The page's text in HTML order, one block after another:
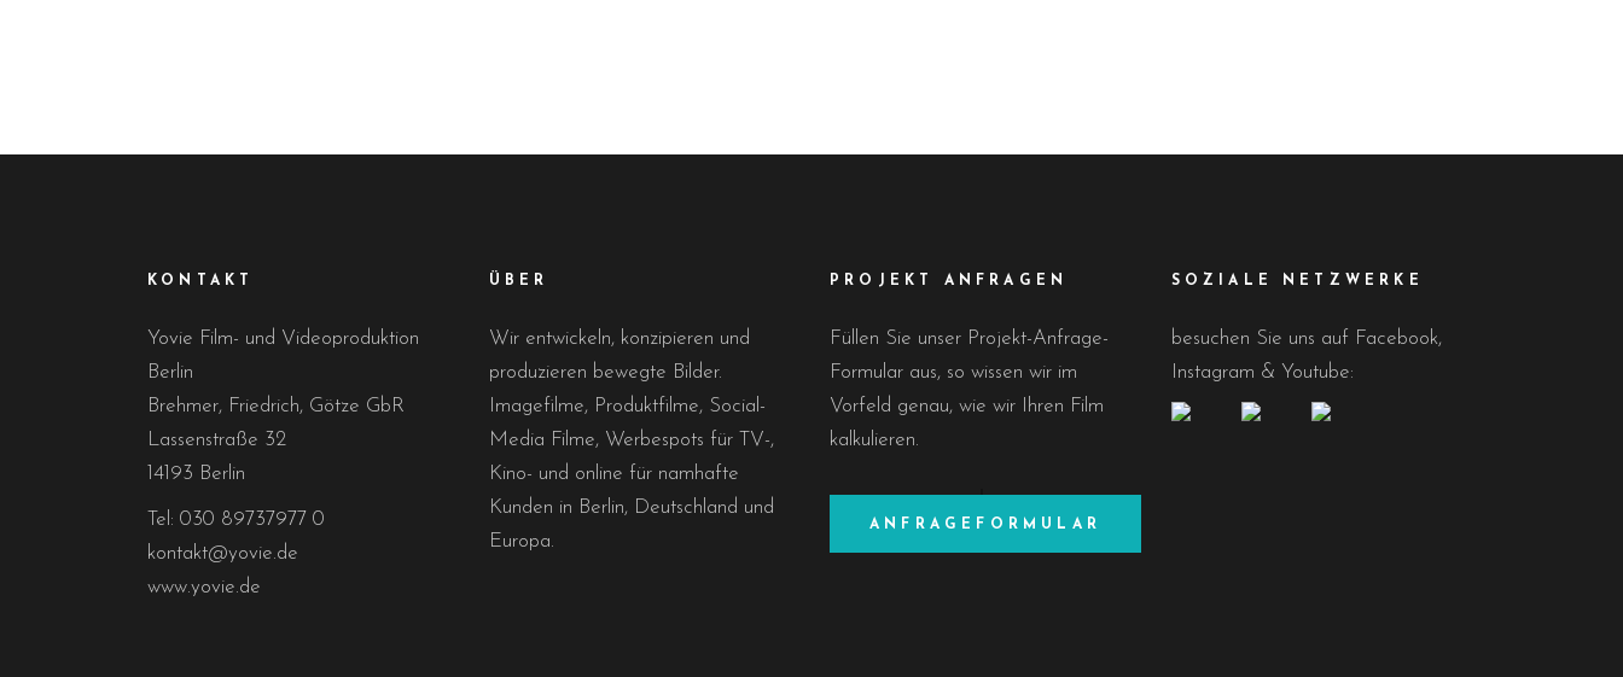
KONTAKT
Yovie Film- und Videoproduktion
Berlin
Brehmer, Friedrich, Götze GbR
Lassenstraße 32
14193 Berlin
Tel: 030 89737977 0
kontakt@yovie.de
www.yovie.de
ÜBER
Wir entwickeln, konzipieren und
produzieren bewegte Bilder.
Imagefilme, Produktfilme, Social-
Media Filme, Werbespots für TV-,
Kino- und online für namhafte
Kunden in Berlin, Deutschland und
Europa.
PROJEKT ANFRAGEN
Füllen Sie unser Projekt-Anfrage-
Formular aus, so wissen wir im
Vorfeld genau, wie wir Ihren Film
kalkulieren.
ANFRAGEFORMULAR
SOZIALE NETZWERKE
besuchen Sie uns auf Facebook,
Instagram & Youtube: